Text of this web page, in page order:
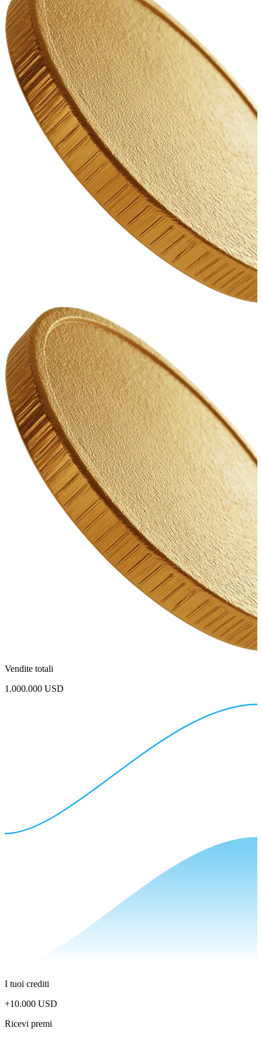
Vendite totali
1.000.000 USD
I tuoi crediti
+10.000 USD
Ricevi premi